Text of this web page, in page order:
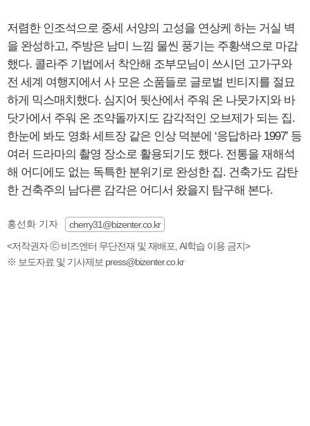
저렴한 인조석으로 중세 서양의 고성을 연상케 하는 거실 벽
을 완성하고, 주방은 남미 느낌 물씬 풍기는 주황색으로 마감
했다. 콜라주 기법에서 착안해 조부모님이 쓰시던 고가구와
전 세계 여행지에서 사 모은 소품들로 글로벌 빈티지를 절묘
하게 믹스매치했다. 심지어 뒷산에서 주워 온 나뭇가지와 바
닷가에서 주워 온 조약돌까지도 감각적인 오브제가 되는 집.
한눈에 봐도 영화 세트장 같은 인상 덕분에 ‘응답하라 1997’ 등
여러 드라마의 촬영 장소로 활용되기도 했다. 전통을 재해석
해 어디에도 없는 독특한 분위기로 완성한 집. 건축가도 감탄
한 건축주의 남다른 감각은 어디서 왔을지 탐구해 본다.
홍선화 기자
cherry31@bizenter.co.kr
<저작권자 ⓒ 비즈엔터 무단전재 및 재배포, AI학습 이용 금지>
※ 보도자료 및 기사제보 press@bizenter.co.kr